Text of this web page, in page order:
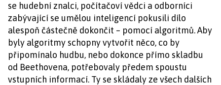
se hudební znalci, počítačoví vědci a odborníci
zabývající se umělou inteligencí pokusili dílo
alespoň částečně dokončit – pomocí algoritmů. Aby
byly algoritmy schopny vytvořit něco, co by
připomínalo hudbu, nebo dokonce přímo skladbu
od Beethovena, potřebovaly předem spoustu
vstupních informací. Ty se skládaly ze všech dalších